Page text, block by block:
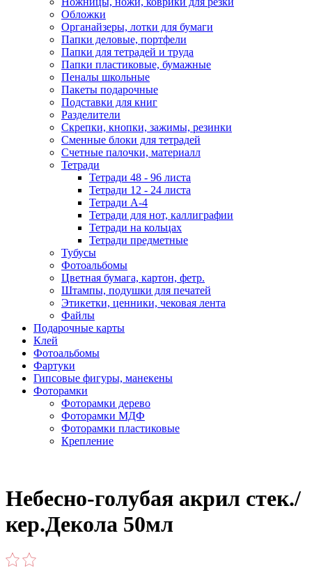
Обложки
Органайзеры, лотки для бумаги
Папки деловые, портфели
Папки для тетрадей и труда
Папки пластиковые, бумажные
Пеналы школьные
Пакеты подарочные
Подставки для книг
Разделители
Скрепки, кнопки, зажимы, резинки
Сменные блоки для тетрадей
Счетные палочки, материалл
Тетради
Тетради 48 - 96 листа
Тетради 12 - 24 листа
Тетради А-4
Тетради для нот, каллиграфии
Тетради на кольцах
Тетради предметные
Тубусы
Фотоальбомы
Цветная бумага, картон, фетр.
Штампы, подушки для печатей
Этикетки, ценники, чековая лента
Файлы
Подарочные карты
Клей
Фотоальбомы
Фартуки
Гипсовые фигуры, манекены
Фоторамки
Фоторамки дерево
Фоторамки МДФ
Фоторамки пластиковые
Крепление
Небесно-голубая акрил стек./
кер.Декола 50мл